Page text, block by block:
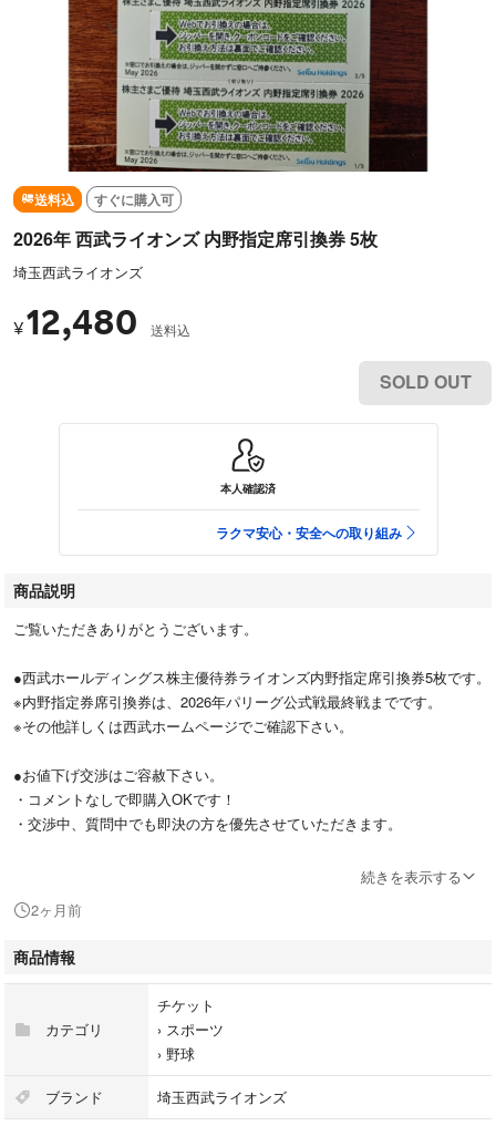
送料込 すぐに購入可
2026年 西武ライオンズ 内野指定席引換券 5枚
埼玉西武ライオンズ
¥12,480 送料込
SOLD OUT
本人確認済
ラクマ安心・安全への取り組み
商品説明
ご覧いただきありがとうございます。
●西武ホールディングス株主優待券ライオンズ内野指定席引換券5枚です。
※内野指定券席引換券は、2026年パリーグ公式戦最終戦までです。
※その他詳しくは西武ホームページでご確認下さい。
●お値下げ交渉はご容赦下さい。
・コメントなしで即購入OKです！
・交渉中、質問中でも即決の方を優先させていただきます。
基本的には大丈夫かと思いますが、郵送事故時の補償がないことをご承知
おきください。他の発送方法をご希望の場合は、送料差額分の金額を訂正
しますので、必ずご購入前にご連絡ください。
よろしくお願いいたします。
#西武HD株主優待券・西武ライオンズ内野指定席引換券2026
続きを表示する
2ヶ月前
商品情報
カテゴリ
チケット
› スポーツ
› 野球
ブランド 埼玉西武ライオンズ